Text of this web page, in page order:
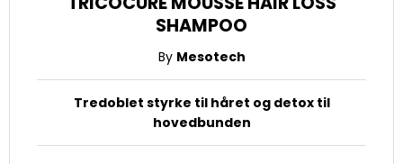
SHAMPOO
By Mesotech
Tredoblet styrke til håret og detox til
hovedbunden